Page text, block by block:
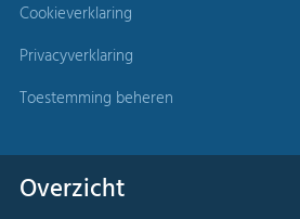
Cookieverklaring
Privacyverklaring
Toestemming beheren
Overzicht